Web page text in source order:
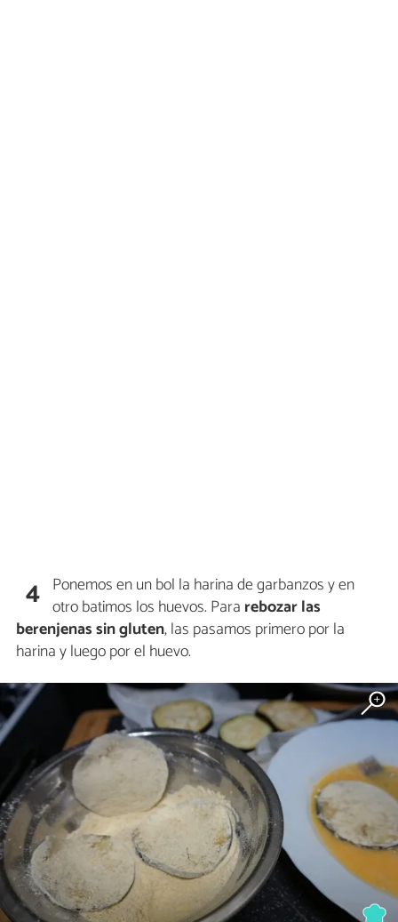
4 Ponemos en un bol la harina de garbanzos y en
otro batimos los huevos. Para rebozar las
berenjenas sin gluten, las pasamos primero por la
harina y luego por el huevo.